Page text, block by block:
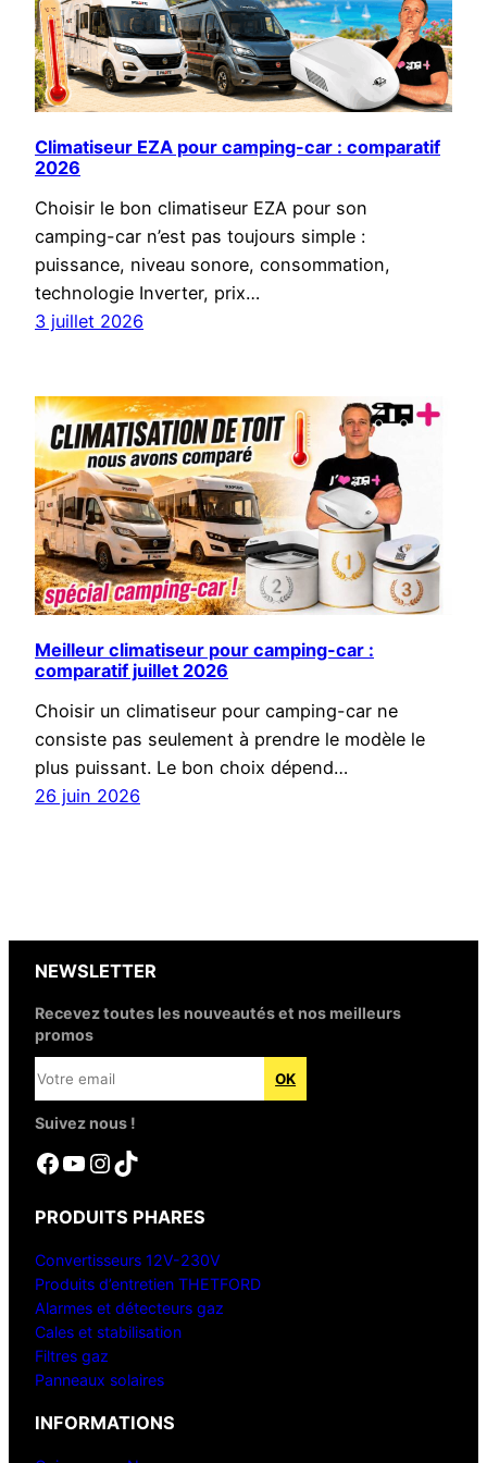
Climatiseur EZA pour camping-car : comparatif
2026
Choisir le bon climatiseur EZA pour son
camping-car n’est pas toujours simple :
puissance, niveau sonore, consommation,
technologie Inverter, prix…
3 juillet 2026
Meilleur climatiseur pour camping-car :
comparatif juillet 2026
Choisir un climatiseur pour camping-car ne
consiste pas seulement à prendre le modèle le
plus puissant. Le bon choix dépend…
26 juin 2026
NEWSLETTER
Recevez toutes les nouveautés et nos meilleurs
promos
Suivez nous !
Facebook YouTube InstagramTikTok
PRODUITS PHARES
Convertisseurs 12V-230V
Produits d’entretien THETFORD
Alarmes et détecteurs gaz
Cales et stabilisation
Filtres gaz
Panneaux solaires
INFORMATIONS